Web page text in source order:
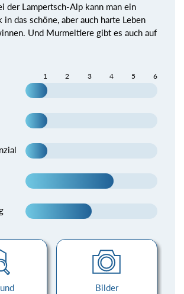
der Lampertsch-Alp kann man ein
das schöne, aber auch harte Leben
Und Murmeltiere gibt es auch auf
1 2 3 4 5 6
Bilder